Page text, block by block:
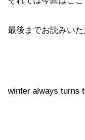
最後までお読みいた
winter always turns